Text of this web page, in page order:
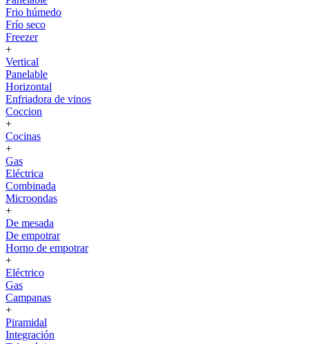
Frio húmedo
Frío seco
Freezer
+
Vertical
Panelable
Horizontal
Enfriadora de vinos
Coccion
+
Cocinas
+
Gas
Eléctrica
Combinada
Microondas
+
De mesada
De empotrar
Horno de empotrar
+
Eléctrico
Gas
Campanas
+
Piramidal
Integración